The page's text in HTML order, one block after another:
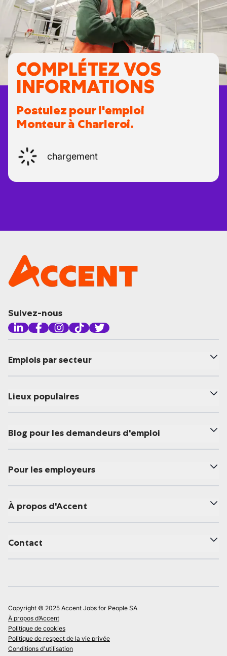
COMPLÉTEZ VOS
INFORMATIONS
Postulez pour l'emploi
Monteur à Charleroi.
chargement
Suivez-nous
Emplois par secteur
Lieux populaires
Blog pour les demandeurs d'emploi
Pour les employeurs
À propos d'Accent
Contact
Copyright © 2025 Accent Jobs for People SA
À propos d’Accent
Politique de cookies
Politique de respect de la vie privée
Conditions d'utilisation